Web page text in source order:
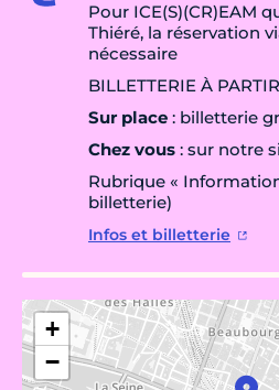
Pour ICE(S)(CR)EAM
Thiéré, la réservation
nécessaire
BILLETTERIE À
Sur place : billetterie
Chez vous : sur notre
Rubrique «
billetterie)
Infos et billetterie
+
−